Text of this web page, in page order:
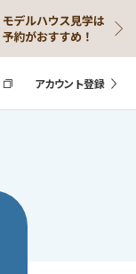
アカウント登録